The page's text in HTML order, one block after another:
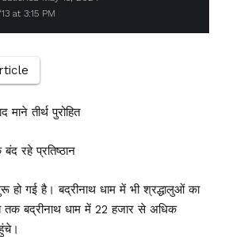
at 3:15 PM
तीर्थ पुरोहित
रहे प्रतिष्ठान
हो गई है। बद्रीनाथ धाम में भी श्रद्धालुओं का
बद्रीनाथ धाम में 22 हजार से अधिक